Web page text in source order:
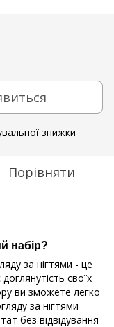
знижки
Порівняти
набір?
за нігтями - це
своїх
ви зможете легко
за нігтями
без відвідування